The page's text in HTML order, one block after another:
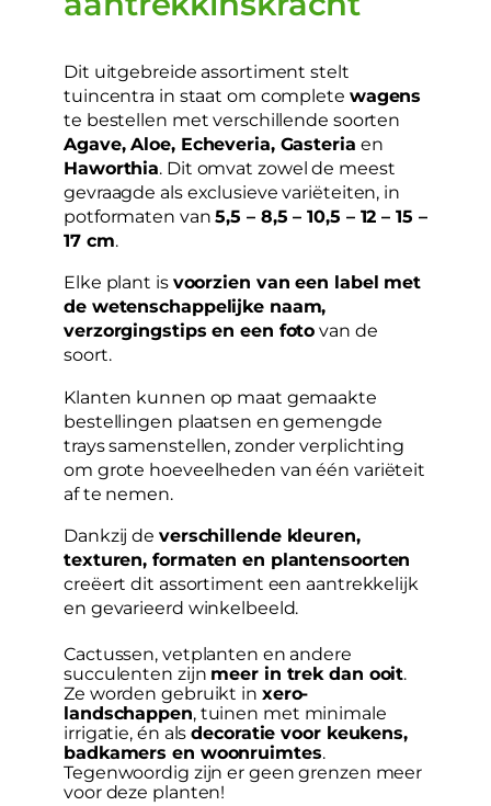
Dit uitgebreide assortiment stelt
tuincentra in staat om complete wagens
te bestellen met verschillende soorten
Agave, Aloe, Echeveria, Gasteria en
Haworthia. Dit omvat zowel de meest
gevraagde als exclusieve variëteiten, in
potformaten van5,5 – 8,5 – 10,5 – 12 – 15 –
17 cm.
Elke plant is voorzien van een label met
de wetenschappelijke naam,
verzorgingstips en een foto van de
soort.
Klanten kunnen op maat gemaakte
bestellingen plaatsen en gemengde
trays samenstellen, zonder verplichting
om grote hoeveelheden van één variëteit
af te nemen.
Dankzij de verschillende kleuren,
texturen, formaten en plantensoorten
creëert dit assortiment een aantrekkelijk
en gevarieerd winkelbeeld.
Cactussen, vetplanten en andere
succulenten zijn meer in trek dan ooit.
Ze worden gebruikt in xero-
landschappen, tuinen met minimale
irrigatie, én alsdecoratie voor keukens,
badkamers en woonruimtes.
Tegenwoordig zijn er geen grenzen meer
voor deze planten!